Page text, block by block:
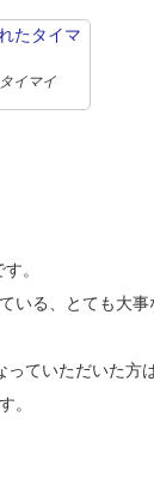
イマイ
。
いる、とても大事
ていただいた方
。